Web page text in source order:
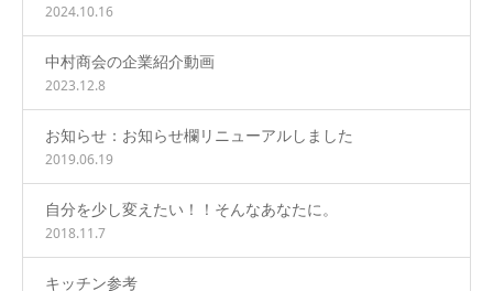
2024.10.16
中村商会の企業紹介動画
2023.12.8
お知らせ：お知らせ欄リニューアルしました
2019.06.19
自分を少し変えたい！！そんなあなたに。
2018.11.7
キッチン参考